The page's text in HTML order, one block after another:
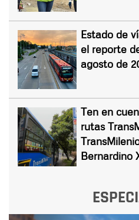
Estado de
el reporte
agosto de
Ten en
rutas
Bernardino